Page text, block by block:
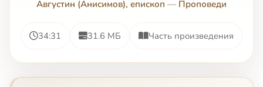
Августин (Анисимов), епископ — Проповеди
34:31 31.6 МБ Часть произведения